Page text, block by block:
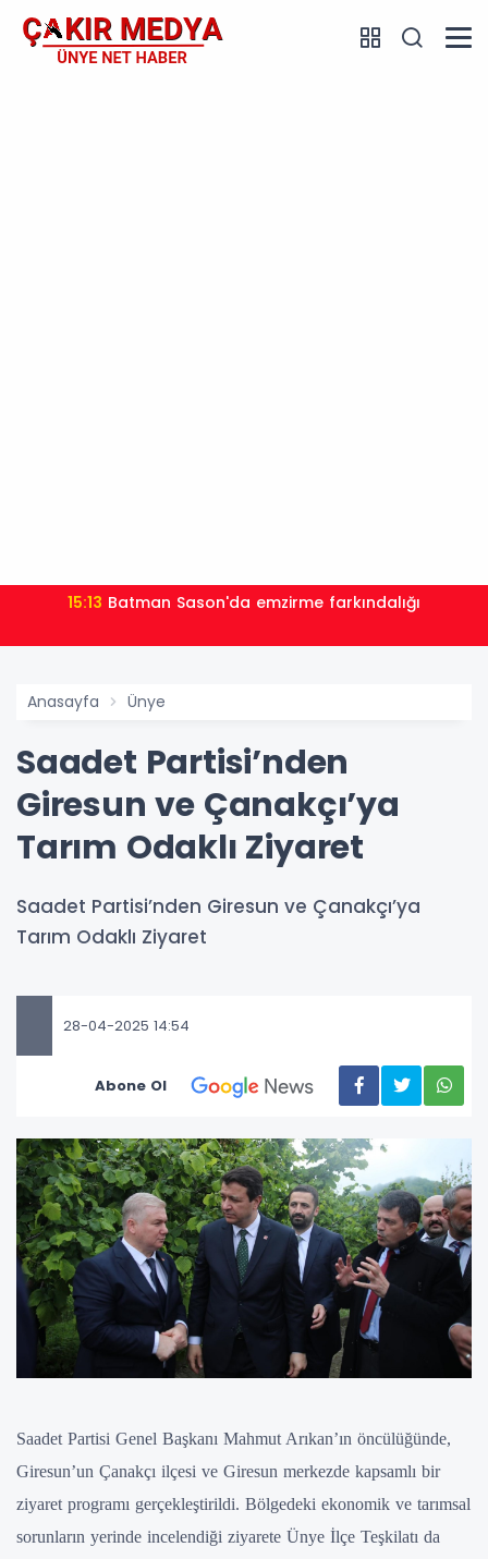
15:13 Batman Sason'da emzirme farkındalığı
Anasayfa Ünye
Saadet Partisi’nden
Giresun ve Çanakçı’ya
Tarım Odaklı Ziyaret
Saadet Partisi’nden Giresun ve Çanakçı’ya
Tarım Odaklı Ziyaret
28-04-2025 14:54
Abone Ol
Saadet Partisi Genel Başkanı Mahmut Arıkan’ın öncülüğünde,
Giresun’un Çanakçı ilçesi ve Giresun merkezde kapsamlı bir
ziyaret programı gerçekleştirildi. Bölgedeki ekonomik ve tarımsal
sorunların yerinde incelendiği ziyarete Ünye İlçe Teşkilatı da